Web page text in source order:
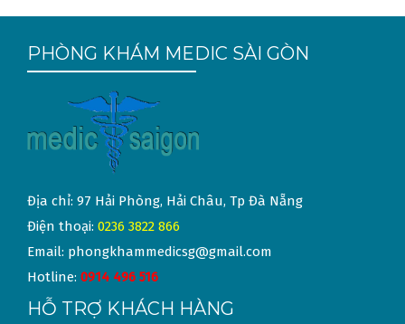
PHÒNG KHÁM MEDIC SÀI GÒN
Địa chỉ: 97 Hải Phòng, Hải Châu, Tp Đà Nẵng
Điện thoại: 0236 3822 866
Email: phongkhammedicsg@gmail.com
Hotline: 0914 496 516
HỖ TRỢ KHÁCH HÀNG